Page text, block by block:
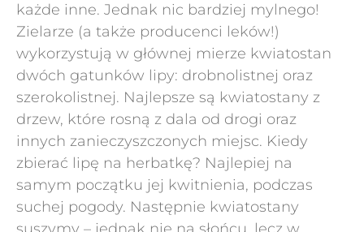
każde inne. Jednak nic bardziej mylnego!
Zielarze (a także producenci leków!)
wykorzystują w głównej mierze kwiatostan
dwóch gatunków lipy: drobnolistnej oraz
szerokolistnej. Najlepsze są kwiatostany z
drzew, które rosną z dala od drogi oraz
innych zanieczyszczonych miejsc. Kiedy
zbierać lipę na herbatkę? Najlepiej na
samym początku jej kwitnienia, podczas
suchej pogody. Następnie kwiatostany